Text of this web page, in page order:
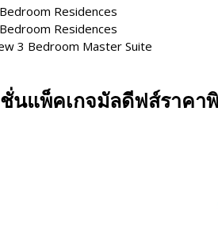
Residences
Residences
3 Bedroom Master Suite
นแพ็คเกจมัลดีฟส์ราคา